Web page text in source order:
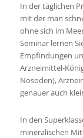
In der täglichen
mit der man
ohne sich im
Seminar lernen
Empfindungen
Arzneimittel-
Nosoden),
genauer auch
In den
mineralischen